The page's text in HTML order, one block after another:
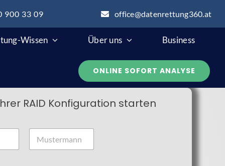
900 33 09 office@datenrettung360.at
Wissen Über uns Business
ONLINE SOFORT ANALYSE
RAID Konfiguration starten